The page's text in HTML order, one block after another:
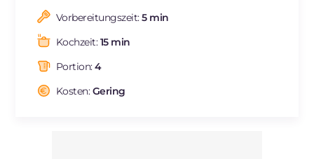
FR
NL
Vorbereitungszeit:5 min
Kochzeit:15 min
Portion:4
Kosten:Gering